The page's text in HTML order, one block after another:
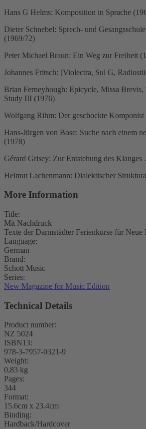
Hans G Helms: Komposition in Sprache
Dieter Schnebel: Sprech- und
(1969/72)
Peter Michael Braun: Ein Weg zur Freiheit
Johannes Fritsch: [Violectra, Sul G,
Brian Ferneyhough: Epicycle, Missa
Study III (1976)
Wolfgang Rihm: Der geschockte Komponist
Hans-Jürgen von Bose: Suche nach einem
(1978)
Gérard Grisey: Zur Entstehung des
Helmut Lachenmann: Dialektischer
More Information
Title:
Mit Nachdruck
Texte der Darmstädter Ferienkurse für Neue
Language:
German
Brand:
Schott Music
Series:
New Magazine for Music Edition
Technical Details
Product number:
NZ 5024
ISBN13:
978-3-7957-0321-9
Weight:
0,83 kg
Pages:
344
Format:
15.6cm x 23.4cm
Binding:
Hardback/Hardcover